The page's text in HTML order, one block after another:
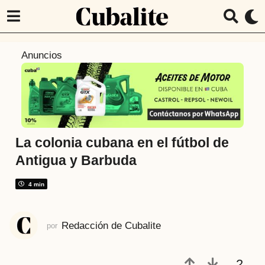
t
á
s
ñ
Anuncios
La colonia cubana en el fútbol de
Antigua y Barbuda
4 min
por Redacción de Cubalite